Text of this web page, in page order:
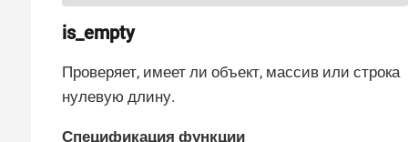
is_empty
Проверяет, имеет ли объект, массив или строка
нулевую длину.
Спецификация функции